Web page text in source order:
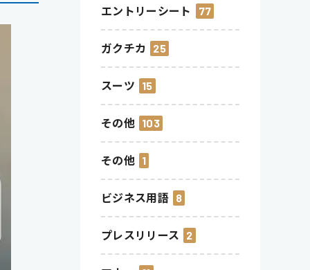
エントリーシート 77
ガクチカ 25
スーツ 15
その他 103
その他 1
ビジネス用語 8
プレスリリース 2